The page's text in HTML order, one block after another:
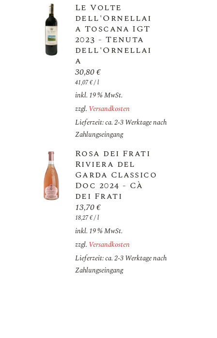
Le Volte
dell'Ornellai
a Toscana IGT
2023 - Tenuta
dell'Ornellai
a
30,80€
41,07€/l
inkl. 19 % MwSt.
zzgl. Versandkosten
Lieferzeit: ca. 2-3 Werktage nach
Zahlungseingang
Rosa dei Frati
Riviera del
Garda Classico
Doc 2024 - Cà
dei Frati
13,70€
18,27€/l
inkl. 19 % MwSt.
zzgl. Versandkosten
Lieferzeit: ca. 2-3 Werktage nach
Zahlungseingang